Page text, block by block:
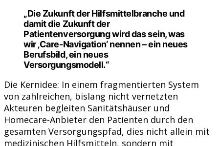
„Die Zukunft der Hilfsmittelbranche und
damit die Zukunft der
Patientenversorgung wird das sein, was
wir ‚Care-Navigation‘ nennen – ein neues
Berufsbild, ein neues
Versorgungsmodell.“
Die Kernidee: In einem fragmentierten System
von zahlreichen, bislang nicht vernetzten
Akteuren begleiten Sanitätshäuser und
Homecare-Anbieter den Patienten durch den
gesamten Versorgungspfad, dies nicht allein mit
medizinischen Hilfsmitteln, sondern mit